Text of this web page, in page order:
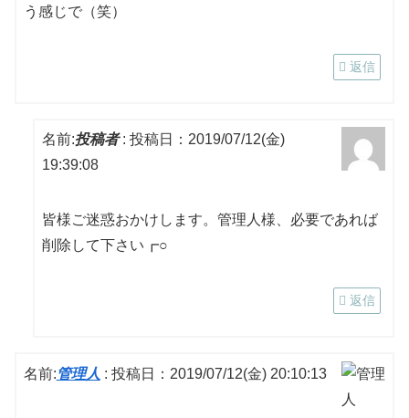
う感じで（笑）
返信
名前:投稿者: 投稿日：2019/07/12(金)
19:39:08
皆様ご迷惑おかけします。管理人様、必要であれば
削除して下さい┏○
返信
名前:管理人 : 投稿日：2019/07/12(金) 20:10:13